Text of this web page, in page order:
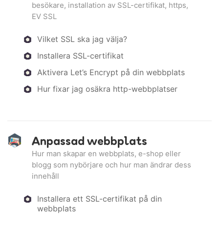
besökare, installation av SSL-certifikat, https,
EV SSL
Vilket SSL ska jag välja?
Installera SSL-certifikat
Aktivera Let’s Encrypt på din webbplats
Hur fixar jag osäkra http-webbplatser
Anpassad webbplats
Hur man skapar en webbplats, e-shop eller
blogg som nybörjare och hur man ändrar dess
innehåll
Installera ett SSL-certifikat på din
webbplats